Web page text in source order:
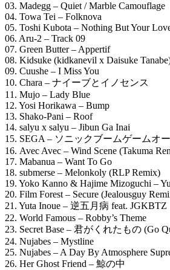
03. Madegg – Quiet / Marble Camouflage
04. Towa Tei – Folknova
05. Toshi Kubota – Nothing But Your
06. Aru-2 – Track 09
07. Green Butter – Appertif
08. Kidsuke (kidkanevil x Daisuke
09. Cuushe – I Miss You
10. Chara – ナイーブとイノセンス
11. Mujo – Lady Blue
12. Yosi Horikawa – Bump
13. Shako-Pani – Roof
14. salyu x salyu – Jibun Ga Inai
15. SEGA – ソニックブームゲームオ
16. Avec Avec – Wind Scene (Takuma
17. Mabanua – Want To Go
18. submerse – Melonkoly (RLP Remix)
19. Yoko Kanno & Hajime Mizoguchi –
20. Film Forest – Secure (Jealousguy
21. Yuta Inoue – 逆五月病 feat. JGKBTZ
22. World Famous – Robby’s Theme
23. Secret Base – 君がくれたもの (Go
24. Nujabes – Mystline
25. Nujabes – A Day By Atmosphere
26. Her Ghost Friend – 鯨の中